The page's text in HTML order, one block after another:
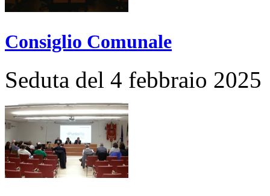
Consiglio Comunale
Seduta del 4 febbraio 2025